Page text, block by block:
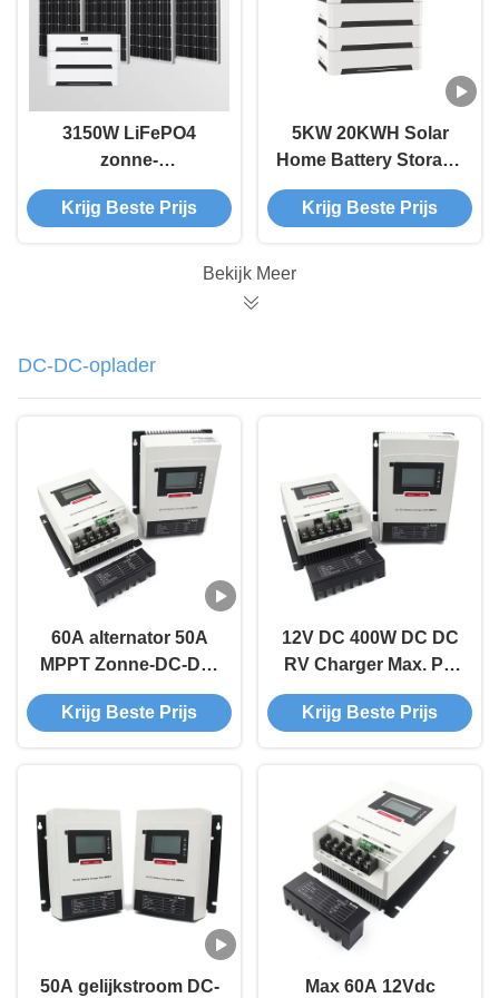
3150W LiFePO4
zonne-
energiesysteem 6000
recycles met 80A PV-
Krijg Beste Prijs
5KW 20KWH Solar
Home Battery Storage
System met LiFePO4
batterij voor efficiënte
Krijg Beste Prijs
Bekijk Meer
DC-DC-oplader
60A alternator 50A
MPPT Zonne-DC-DC-
oplader met 700W PV-
invoervermogen voor
Krijg Beste Prijs
12V DC 400W DC DC
RV Charger Max. PV
Spanning 55V Met
breed
Krijg Beste Prijs
50A gelijkstroom DC- Max 60A 12Vdc